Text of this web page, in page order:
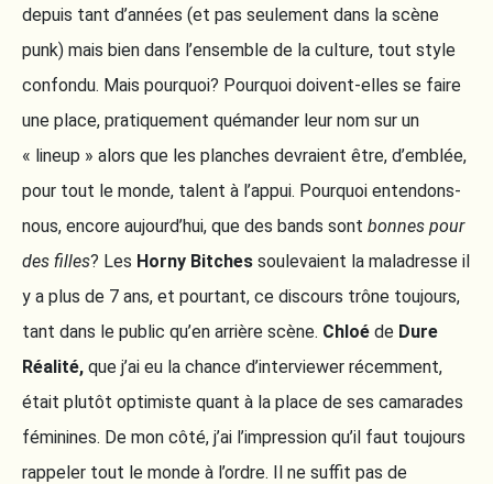
depuis tant d’années (et pas seulement dans la scène
punk) mais bien dans l’ensemble de la culture, tout style
confondu. Mais pourquoi? Pourquoi doivent-elles se faire
une place, pratiquement quémander leur nom sur un
« lineup » alors que les planches devraient être, d’emblée,
pour tout le monde, talent à l’appui. Pourquoi entendons-
nous, encore aujourd’hui, que des bands sont bonnes pour
des filles? Les Horny Bitches soulevaient la maladresse il
y a plus de 7 ans, et pourtant, ce discours trône toujours,
tant dans le public qu’en arrière scène. Chloé de Dure
Réalité, que j’ai eu la chance d’interviewer récemment,
était plutôt optimiste quant à la place de ses camarades
féminines. De mon côté, j’ai l’impression qu’il faut toujours
rappeler tout le monde à l’ordre. Il ne suffit pas de